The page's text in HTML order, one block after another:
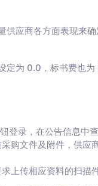
应商各方面表现来确
定为 0.0，标书费也为
登录，在公告信息中
购文件及附件，供应
上传相应资料的扫描